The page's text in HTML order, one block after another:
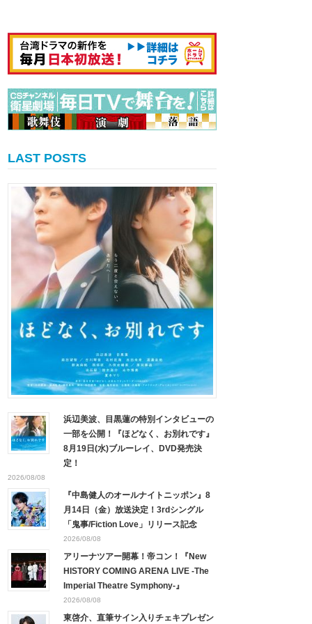
LAST POSTS
浜辺美波、目黒蓮の特別インタビューの
一部を公開！『ほどなく、お別れです』
8月19日(水)ブルーレイ、DVD発売決
定！
2026/08/08
『中島健人のオールナイトニッポン』8
月14日（金）放送決定！3rdシングル
「鬼事/Fiction Love」リリース記念
2026/08/08
アリーナツアー開幕！帝コン！『New
HISTORY COMING ARENA LIVE -The
Imperial Theatre Symphony-』
2026/08/08
東啓介、直筆サイン入りチェキプレゼン